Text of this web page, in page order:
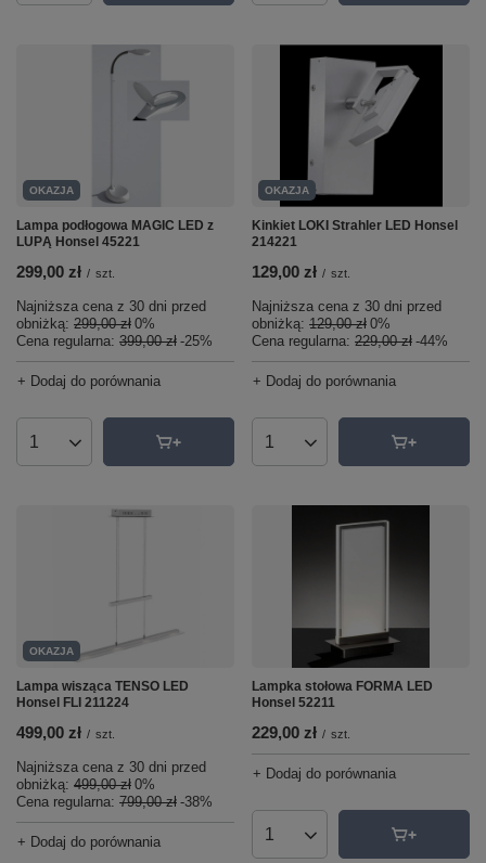
OKAZJA
Lampa podłogowa MAGIC LED z
LUPĄ Honsel 45221
299,00 zł / szt.
Najniższa cena z 30 dni przed
obniżką: 299,00 zł 0%
Cena regularna: 399,00 zł -25%
+ Dodaj do porównania
Ilość produktów
OKAZJA
Kinkiet LOKI Strahler LED Honsel
214221
129,00 zł / szt.
Najniższa cena z 30 dni przed
obniżką: 129,00 zł 0%
Cena regularna: 229,00 zł -44%
+ Dodaj do porównania
Ilość produktów
OKAZJA
Lampa wisząca TENSO LED
Honsel FLI 211224
499,00 zł / szt.
Najniższa cena z 30 dni przed
obniżką: 499,00 zł 0%
Cena regularna: 799,00 zł -38%
+ Dodaj do porównania
Lampka stołowa FORMA LED
Honsel 52211
229,00 zł / szt.
+ Dodaj do porównania
Ilość produktów